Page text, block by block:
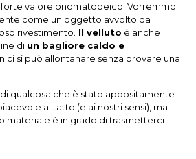
forte valore onomatopeico. Vorremmo
come un oggetto avvolto da
rivestimento. Il velluto è anche
di un bagliore caldo e
ci si può allontanare senza provare una
qualcosa che è stato appositamente
al tatto (e ai nostri sensi), ma
materiale è in grado di trasmetterci